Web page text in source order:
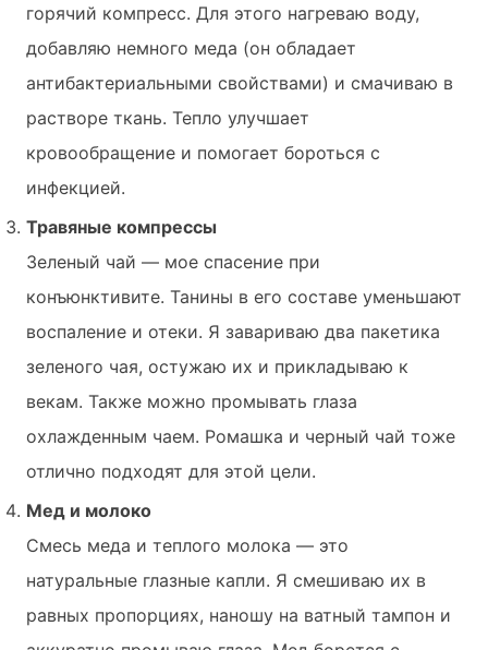
горячий компресс. Для этого нагреваю воду,
добавляю немного меда (он обладает
антибактериальными свойствами) и смачиваю в
растворе ткань. Тепло улучшает
кровообращение и помогает бороться с
инфекцией.
Травяные компрессы
Зеленый чай — мое спасение при
конъюнктивите. Танины в его составе уменьшают
воспаление и отеки. Я завариваю два пакетика
зеленого чая, остужаю их и прикладываю к
векам. Также можно промывать глаза
охлажденным чаем. Ромашка и черный чай тоже
отлично подходят для этой цели.
Мед и молоко
Смесь меда и теплого молока — это
натуральные глазные капли. Я смешиваю их в
равных пропорциях, наношу на ватный тампон и